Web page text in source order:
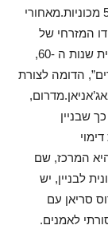
בשנת 2010 נפתח חניון בן שלוש מפלסים ל -500 מכוניות.מאחורי
המזרחי של
הפארק, בצומת הרחובות טומניאן וטריאן, בראשית שנות ה -60,
הדומה לצורת
שבניין
המרכז, שם
לבניין, יש
סריאן עם
לאמנים.